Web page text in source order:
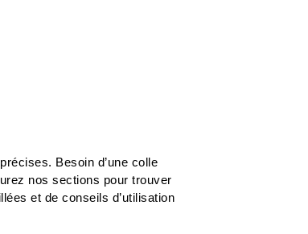
Besoin d’une colle
nos sections pour trouver
et de conseils d’utilisation